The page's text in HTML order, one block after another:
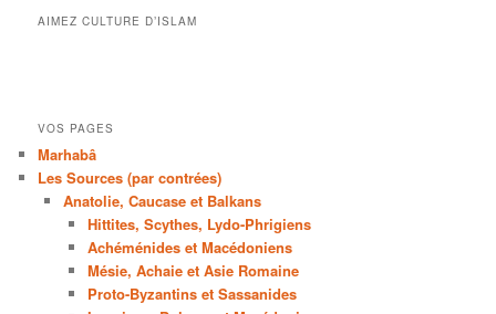
AIMEZ CULTURE D’ISLAM
VOS PAGES
Marhabâ
Les Sources (par contrées)
Anatolie, Caucase et Balkans
Hittites, Scythes, Lydo-Phrigiens
Achéménides et Macédoniens
Mésie, Achaie et Asie Romaine
Proto-Byzantins et Sassanides